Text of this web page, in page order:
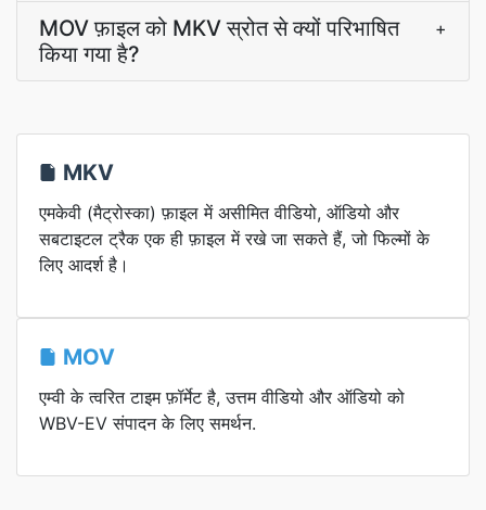
MOV फ़ाइल को MKV स्रोत से क्यों परिभाषित
किया गया है?
+
MKV
एमकेवी (मैट्रोस्का) फ़ाइल में असीमित वीडियो, ऑडियो और
सबटाइटल ट्रैक एक ही फ़ाइल में रखे जा सकते हैं, जो फिल्मों के
लिए आदर्श है।
MOV
एम्वी के त्वरित टाइम फ़ॉर्मेट है, उत्तम वीडियो और ऑडियो को
WBV-EV संपादन के लिए समर्थन.